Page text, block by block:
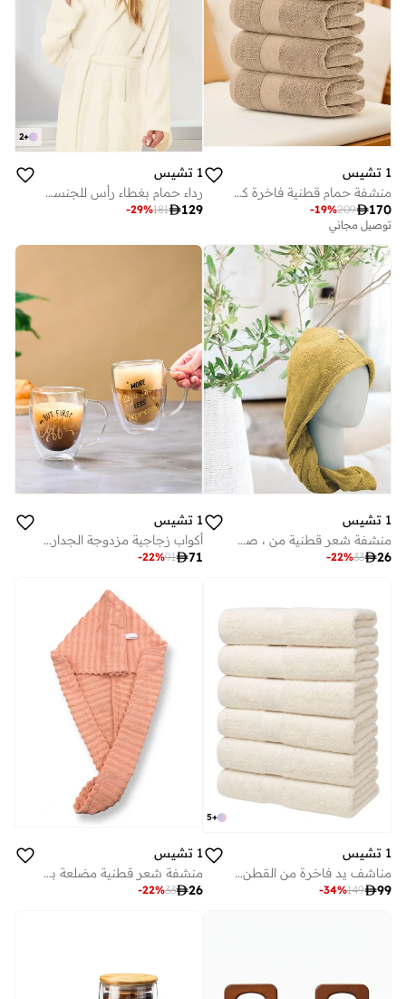
1 تشيس
منشفة حمام قطنية فاخرة كبيرة سم بيج عبوة قطع
170
209
-19%
توصيل مجاني
+
2
1 تشيس
رداء حمام بغطاء رأس للجنسين، لون فانيليا (كبير/كبير جدًا) - قطن فاخر، قطيفة، وذو قدرة امتصاص عالية، مناسب للبالغين، لون أبيض فاتح، مناسب للمنتجعات الصحية، على طراز الفنادق
129
181
-29%
1 تشيس
منشفة شعر قطنية من ، صفراء
26
33
-22%
1 تشيس
أكواب زجاجية مزدوجة الجدار من بوروسيليكات مع مقبض، مل
71
91
-22%
+
5
1 تشيس
مناشف يد فاخرة من القطن، مناسبة للفنادق والمنتجعات الصحية، طقم من 6 قطع، مقاس 16×30 بوصة، لون فانيليا/أبيض كريمي
99
149
-34%
1 تشيس
منشفة شعر قطنية مضلعة برتقالية من تشيس
26
33
-22%